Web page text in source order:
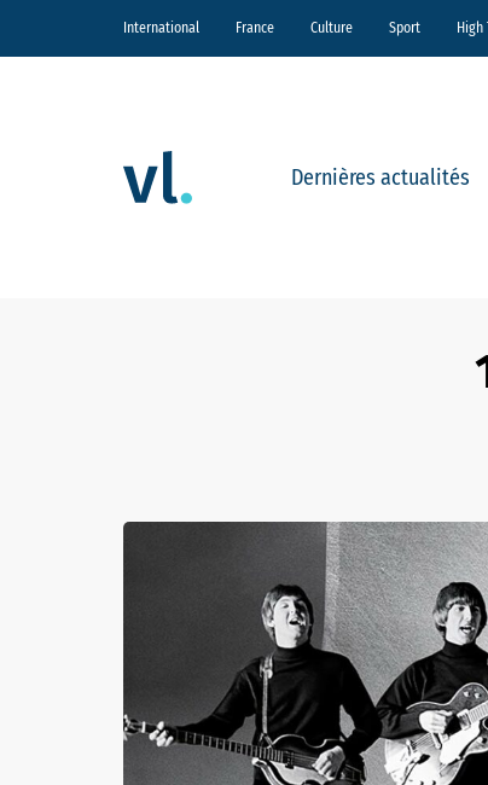
International France Culture Sport High
Dernières actualités